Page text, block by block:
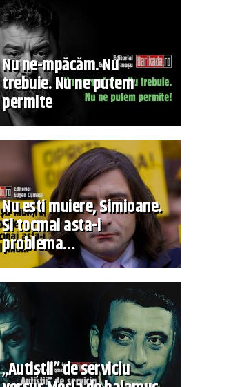
Nu ne-mpăcăm. Nu
trebuie. Nu ne putem
permite
Nu ești muiere, Simioane.
Și tocmai asta-i
problema…
„Autiștii” de serviciu